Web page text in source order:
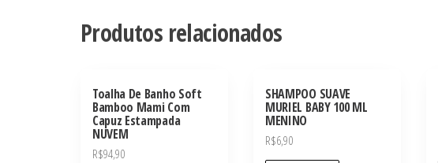
Produtos relacionados
Toalha De Banho Soft
Bamboo Mami Com
Capuz Estampada
NUVEM
R$94,90
SHAMPOO SUAVE
MURIEL BABY 100 ML
MENINO
R$6,90